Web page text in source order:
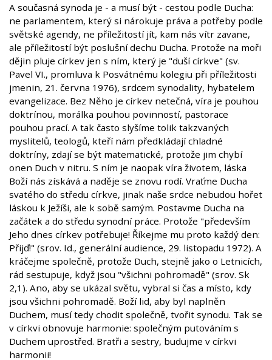
A současná synoda je - a musí být - cestou podle Ducha:
ne parlamentem, který si nárokuje práva a potřeby podle
světské agendy, ne příležitostí jít, kam nás vítr zavane,
ale příležitostí být poslušní dechu Ducha. Protože na moři
dějin pluje církev jen s ním, který je "duší církve" (sv.
Pavel VI., promluva k Posvátnému kolegiu při příležitosti
jmenin, 21. června 1976), srdcem synodality, hybatelem
evangelizace. Bez Něho je církev netečná, víra je pouhou
doktrínou, morálka pouhou povinností, pastorace
pouhou prací. A tak často slyšíme tolik takzvaných
myslitelů, teologů, kteří nám předkládají chladné
doktríny, zdají se být matematické, protože jim chybí
onen Duch v nitru. S ním je naopak víra životem, láska
Boží nás získává a naděje se znovu rodí. Vraťme Ducha
svatého do středu církve, jinak naše srdce nebudou hořet
láskou k Ježíši, ale k sobě samým. Postavme Ducha na
začátek a do středu synodní práce. Protože "především
Jeho dnes církev potřebuje! Říkejme mu proto každý den:
Přijď!" (srov. Id., generální audience, 29. listopadu 1972). A
kráčejme společně, protože Duch, stejně jako o Letnicích,
rád sestupuje, když jsou "všichni pohromadě" (srov. Sk
2,1). Ano, aby se ukázal světu, vybral si čas a místo, kdy
jsou všichni pohromadě. Boží lid, aby byl naplněn
Duchem, musí tedy chodit společně, tvořit synodu. Tak se
v církvi obnovuje harmonie: společným putováním s
Duchem uprostřed. Bratři a sestry, budujme v církvi
harmonii!